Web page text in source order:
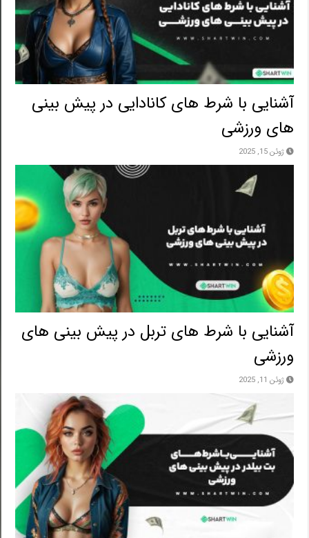
آشنایی با شرط های کانادایی در پیش بینی
های ورزشی
ژوئن 15, 2025
آشنایی با شرط های تربل در پیش بینی های
ورزشی
ژوئن 11, 2025